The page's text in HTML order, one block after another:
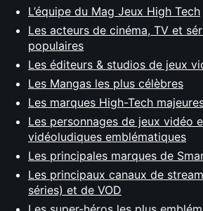
L’équipe du Mag Jeux High Tech
Les acteurs de cinéma, TV et
populaires
Les éditeurs & studios de jeux
Les Mangas les plus célèbres
Les marques High-Tech
Les personnages de jeux vidéo
vidéoludiques emblématiques
Les principales marques de
Les principaux canaux de
séries) et de VOD